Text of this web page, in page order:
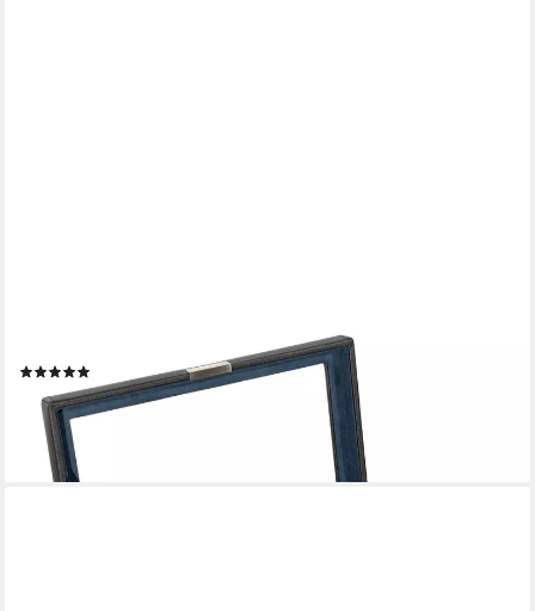
Uhrenbox Bond Cross Grain für 10 Uhren
89,95 €
lieferbar - in 3-4 Werktagen bei dir